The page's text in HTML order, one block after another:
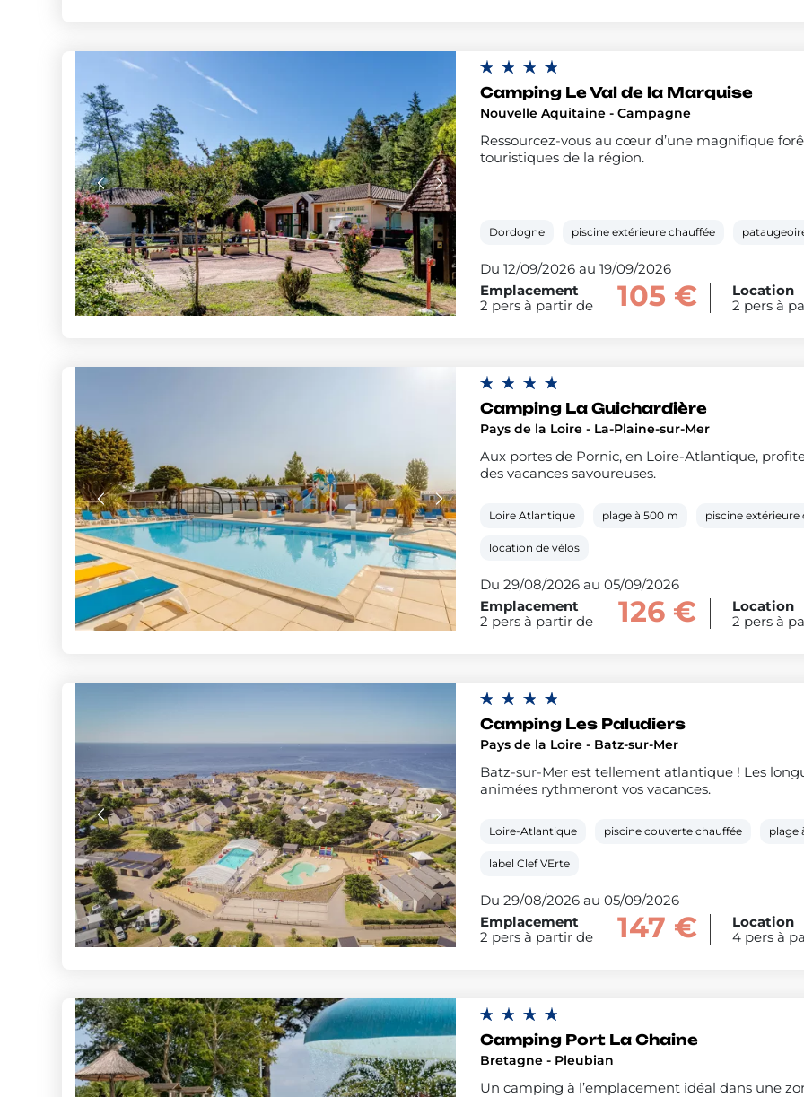
Camping Le Val de la Marquise
Nouvelle Aquitaine - Campagne
Ressourcez-vous au cœur d’une magnifique
touristiques de la région.
Dordogne piscine extérieure chauffée
Du 12/09/2026 au 19/09/2026
Emplacement
2 pers à partir de
105 €
Location
2 pers à
Camping La Guichardière
Pays de la Loire - La-Plaine-sur-Mer
Aux portes de Pornic, en Loire-Atlantique,
des vacances savoureuses.
Loire Atlantique plage à 500 m piscine extérieure
location de vélos
Du 29/08/2026 au 05/09/2026
Emplacement
2 pers à partir de
126 €
Location
2 pers à
Camping Les Paludiers
Pays de la Loire - Batz-sur-Mer
Batz-sur-Mer est tellement atlantique ! Les
animées rythmeront vos vacances.
Loire-Atlantique piscine couverte chauffée plage
label Clef VErte
Du 29/08/2026 au 05/09/2026
Emplacement
2 pers à partir de
147 €
Location
4 pers à
Camping Port La Chaine
Bretagne - Pleubian
Un camping à l’emplacement idéal dans une